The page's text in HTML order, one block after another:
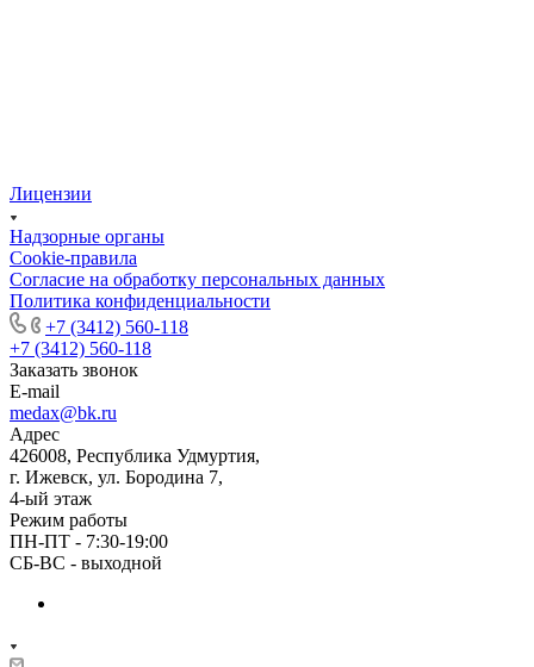
Лицензии
Надзорные органы
Cookie-правила
Согласие на обработку персональных данных
Политика конфиденциальности
+7 (3412) 560-118
+7 (3412) 560-118
Заказать звонок
E-mail
medax@bk.ru
Адрес
426008, Республика Удмуртия,
г. Ижевск, ул. Бородина 7,
4-ый этаж
Режим работы
ПН-ПТ - 7:30-19:00
СБ-ВС - выходной